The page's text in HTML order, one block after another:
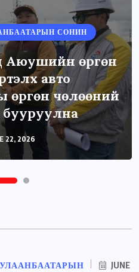
СОНИН
Аюушийн өргөн
авто
өргөн чөлөөний
22, 2026
УЛААНБААТАРЫН
JUNE